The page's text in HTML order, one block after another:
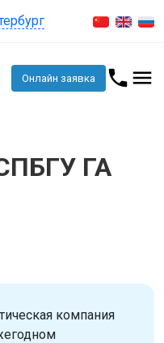
Онлайн заявка
ГА
компания